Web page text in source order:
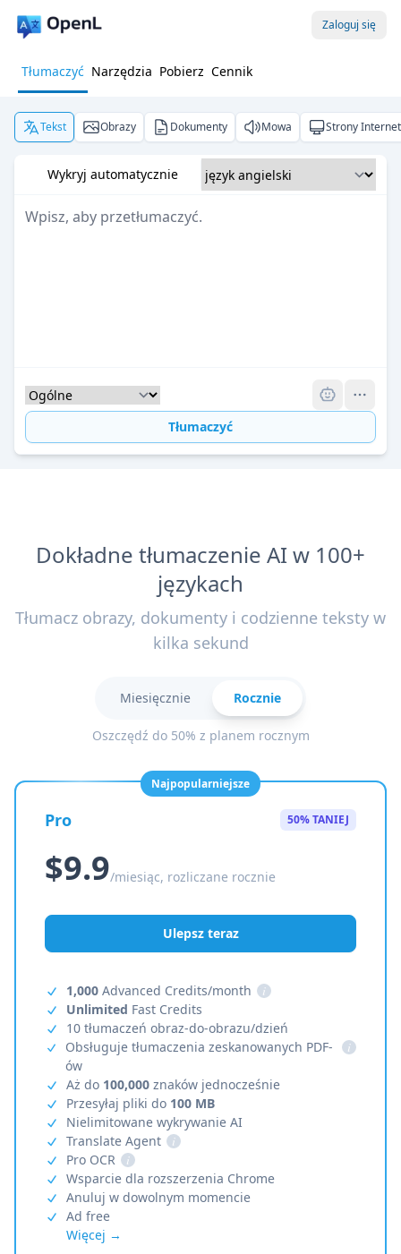
Zaloguj się
Tłumaczyć Narzędzia Pobierz Cennik
Tekst Obrazy Dokumenty Mowa Strony
Wykryj automatycznie
Tłumaczyć
Dokładne tłumaczenie AI w 100+
językach
Tłumacz obrazy, dokumenty i codzienne teksty w
kilka sekund
Miesięcznie Rocznie
Oszczędź do 50% z planem rocznym
Najpopularniejsze
Pro 50% TANIEJ
$9.9/miesiąc, rozliczane rocznie
Ulepsz teraz
1,000 Advanced Credits/month
i
Unlimited Fast Credits
10 tłumaczeń obraz-do-obrazu/dzień
Obsługuje tłumaczenia zeskanowanych PDF-
ów
i
Aż do 100,000 znaków jednocześnie
Przesyłaj pliki do 100 MB
Nielimitowane wykrywanie AI
Translate Agent
i
Pro OCR
i
Wsparcie dla rozszerzenia Chrome
Anuluj w dowolnym momencie
Ad free
Więcej →